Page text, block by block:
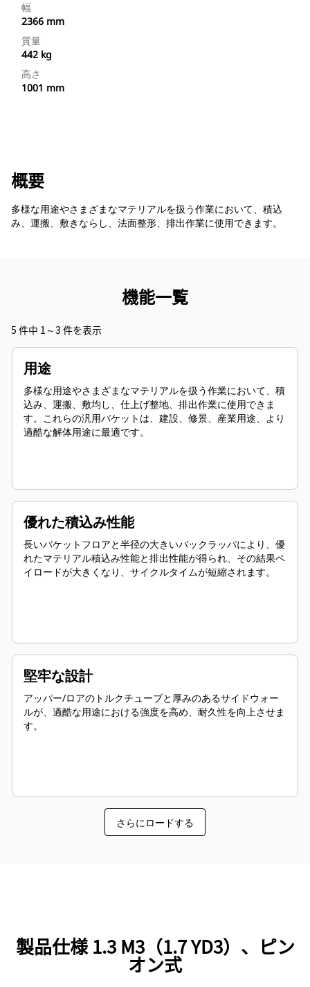
幅
2366 mm
質量
442 kg
高さ
1001 mm
概要
多様な用途やさまざまなマテリアルを扱う作業において、積込
み、運搬、敷きならし、法面整形、排出作業に使用できます。
機能一覧
5 件中 1～3 件を表示
用途
多様な用途やさまざまなマテリアルを扱う作業において、積
込み、運搬、敷均し、仕上げ整地、排出作業に使用できま
す。これらの汎用バケットは、建設、修景、産業用途、より
過酷な解体用途に最適です。
優れた積込み性能
長いバケットフロアと半径の大きいバックラッパにより、優
れたマテリアル積込み性能と排出性能が得られ、その結果ペ
イロードが大きくなり、サイクルタイムが短縮されます。
堅牢な設計
アッパー/ロアのトルクチューブと厚みのあるサイドウォー
ルが、過酷な用途における強度を高め、耐久性を向上させま
す。
さらにロードする
製品仕様 1.3 M3（1.7 YD3）、ピン
オン式